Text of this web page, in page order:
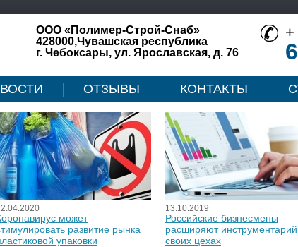
ООО «Полимер-Строй-Снаб»
428000,Чувашская республика
г. Чебоксары, ул. Ярославская, д. 76
+
ОТЗЫВЫ КОНТАКТЫ
может
развитие рынка
упаковки
13.10.2019
Российские бизнесмены
расширяют
своих цехах